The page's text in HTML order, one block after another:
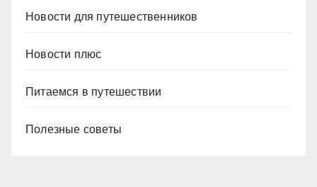
Новости для путешественников
Новости плюс
Питаемся в путешествии
Полезные советы